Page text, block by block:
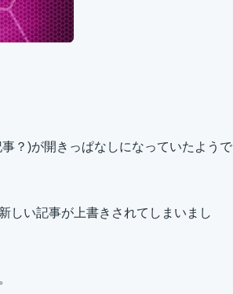
？)が開きっぱなしになっていたようで
しい記事が上書きされてしまいまし